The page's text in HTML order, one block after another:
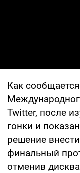
Как
Twitter, после
гонки и
решение
финальный
отменив